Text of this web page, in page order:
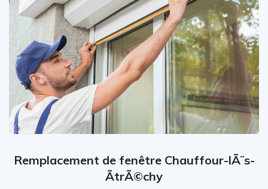
Remplacement de fenêtre Chauffour-lÃ¨s-
ÃtrÃ©chy